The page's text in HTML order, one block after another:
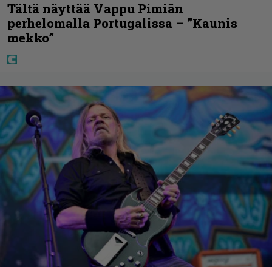
Tältä näyttää Vappu Pimiän
perhelomalla Portugalissa – ”Kaunis
mekko”